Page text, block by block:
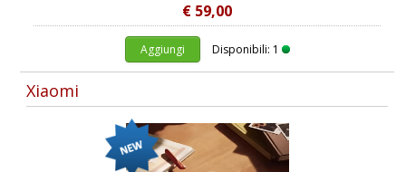
€ 59,00
Aggiungi Disponibili: 1
Xiaomi